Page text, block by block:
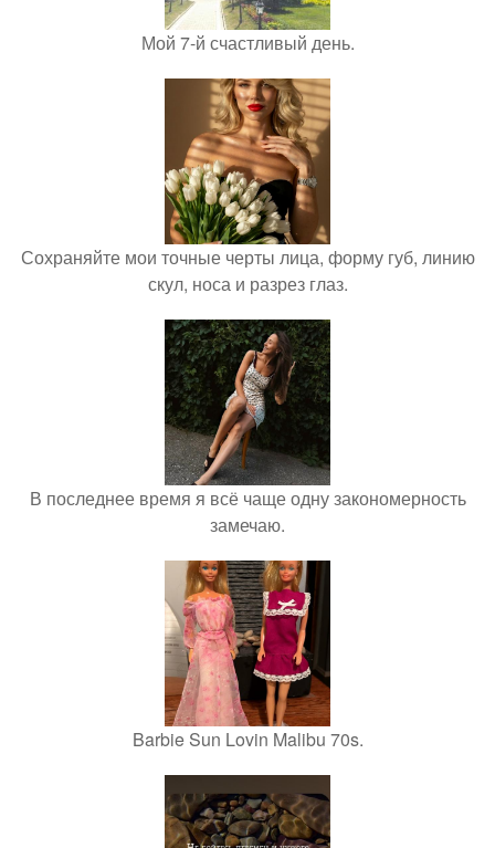
Мой 7-й счастливый день.
Сохраняйте мои точные черты лица, форму губ, линию
скул, носа и разрез глаз.
В последнее время я всё чаще одну закономерность
замечаю.
Barbie Sun Lovin Malibu 70s.